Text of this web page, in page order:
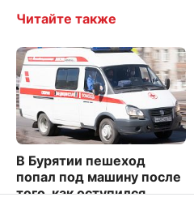
Читайте также
В Бурятии пешеход
попал под машину после
того, как оступился